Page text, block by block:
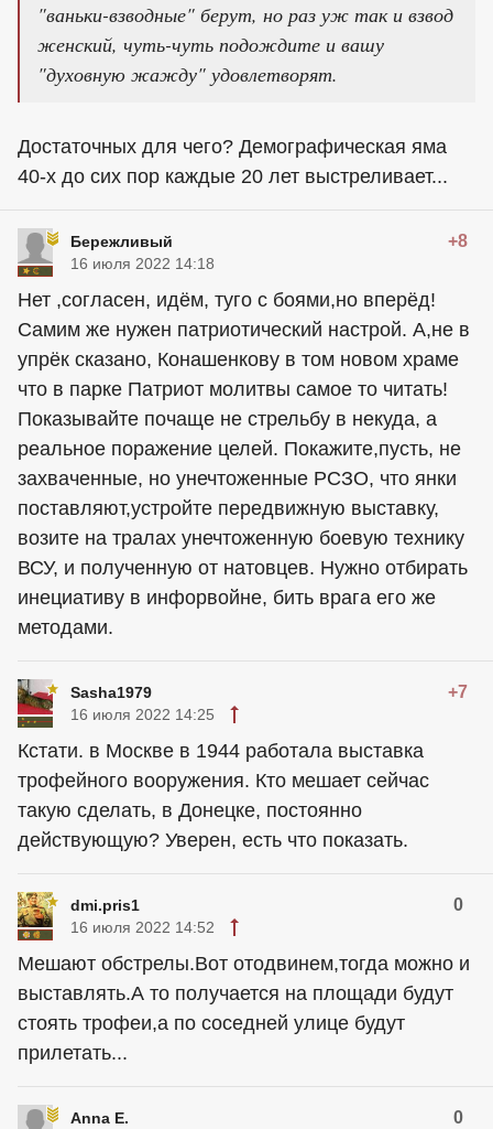
"ваньки-взводные" берут, но раз уж так и взвод
женский, чуть-чуть подождите и вашу
"духовную жажду" удовлетворят.
Достаточных для чего? Демографическая яма
40-х до сих пор каждые 20 лет выстреливает...
Бережливый +8
16 июля 2022 14:18
Нет ,согласен, идём, туго с боями,но вперёд!
Самим же нужен патриотический настрой. А,не в
упрёк сказано, Конашенкову в том новом храме
что в парке Патриот молитвы самое то читать!
Показывайте почаще не стрельбу в некуда, а
реальное поражение целей. Покажите,пусть, не
захваченные, но унечтоженные РСЗО, что янки
поставляют,устройте передвижную выставку,
возите на тралах унечтоженную боевую технику
ВСУ, и полученную от натовцев. Нужно отбирать
инециативу в инфорвойне, бить врага его же
методами.
Sasha1979 +7
16 июля 2022 14:25
Кстати. в Москве в 1944 работала выставка
трофейного вооружения. Кто мешает сейчас
такую сделать, в Донецке, постоянно
действующую? Уверен, есть что показать.
dmi.pris1 0
16 июля 2022 14:52
Мешают обстрелы.Вот отодвинем,тогда можно и
выставлять.А то получается на площади будут
стоять трофеи,а по соседней улице будут
прилетать...
Anna E. 0